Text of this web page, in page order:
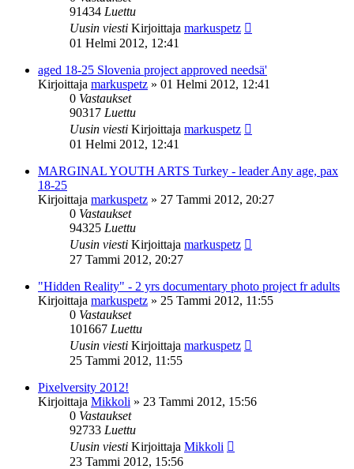
91434 Luettu
Uusin viesti Kirjoittaja markuspetz
01 Helmi 2012, 12:41
aged 18-25 Slovenia project approved needsä'
Kirjoittaja markuspetz » 01 Helmi 2012, 12:41
0 Vastaukset
90317 Luettu
Uusin viesti Kirjoittaja markuspetz
01 Helmi 2012, 12:41
MARGINAL YOUTH ARTS Turkey - leader Any age, pax
18-25
Kirjoittaja markuspetz » 27 Tammi 2012, 20:27
0 Vastaukset
94325 Luettu
Uusin viesti Kirjoittaja markuspetz
27 Tammi 2012, 20:27
"Hidden Reality" - 2 yrs documentary photo project fr adults
Kirjoittaja markuspetz » 25 Tammi 2012, 11:55
0 Vastaukset
101667 Luettu
Uusin viesti Kirjoittaja markuspetz
25 Tammi 2012, 11:55
Pixelversity 2012!
Kirjoittaja Mikkoli » 23 Tammi 2012, 15:56
0 Vastaukset
92733 Luettu
Uusin viesti Kirjoittaja Mikkoli
23 Tammi 2012, 15:56